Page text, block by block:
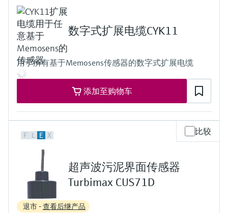
External display: IP66
Field device: IP 66/67
数字式扩展电缆CYK11
用于所有基于Memosens传感器的数字式扩展电缆
添加至购物车
F L E X 比较
超声波污泥界面传感器
Turbimax CUS71D
退市 -查看后继产品